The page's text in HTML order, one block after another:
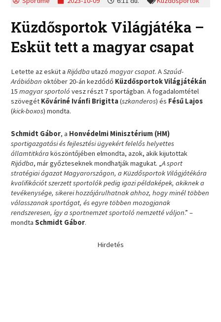
Küzdősportok Világjátéka –
Esküt tett a magyar csapat
Letette az esküt aRijádbautazómagyar csapat. ASzaúd-
Arábiábanoktóber 20-án kezdődő Küzdősportok Világjátékán
15magyar sportolóvesz részt 7 sportágban. A fogadalomtétel
szövegét Kőváriné Ivánfi Brigitta(szkanderos) és Fésű Lajos
(kick-boxos) mondta.
Schmidt Gábor, a Honvédelmi Minisztérium (HM)
sportigazgatási és fejlesztési ügyekért felelős helyettes
államtitkáraköszöntőjében elmondta, azok, akik kijutottak
Rijádba, már győzteseknek mondhatják magukat. „A sport
stratégiai ágazat Magyarországon, a Küzdősportok Világjátékára
kvalifikációt szerzett sportolók pedig igazi példaképek, akiknek a
tevékenysége, sikerei hozzájárulhatnak ahhoz, hogy minél többen
válasszanak sportágat, és egyre többen mozogjanak
rendszeresen, így a sportnemzet sportoló nemzetté váljon.” –
mondtaSchmidt Gábor.
Hirdetés